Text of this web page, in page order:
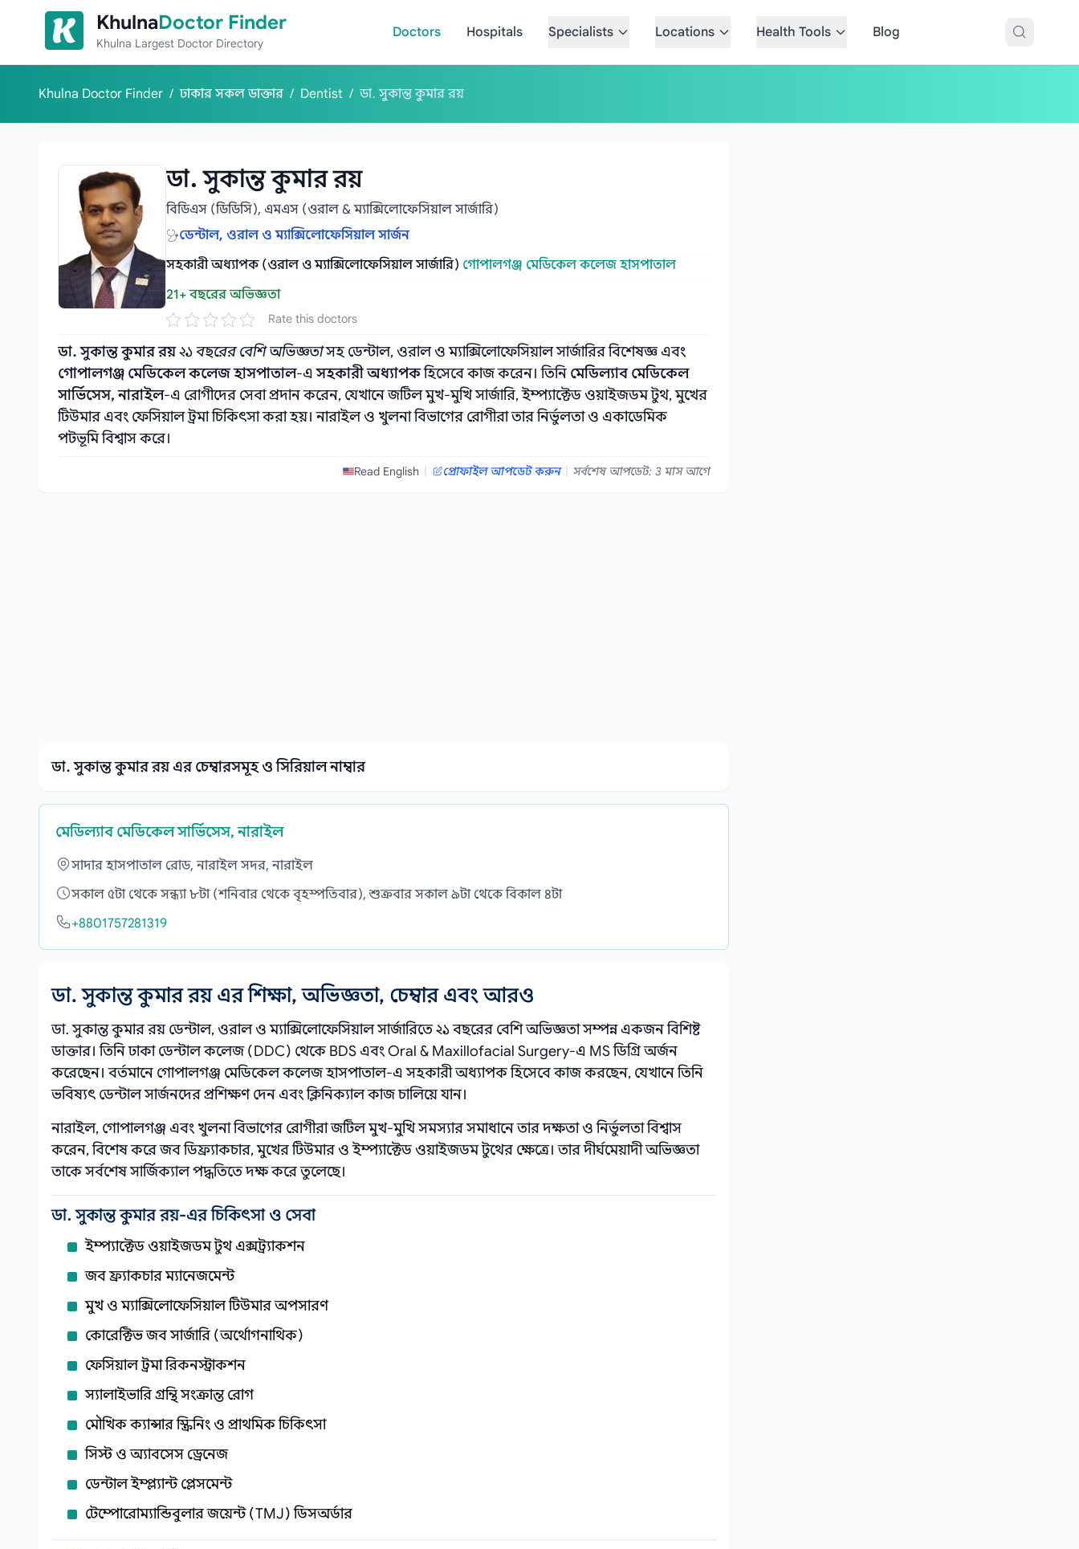
Skip to content
KhulnaDoctor Finder
Khulna Largest Doctor Directory
Doctors Hospitals Specialists Locations Health Tools Blog
Khulna Doctor Finder / ঢাকার সকল ডাক্তার / Dentist / ডা. সুকান্ত কুমার রয়
ডা. সুকান্ত কুমার রয়
বিডিএস (ডিডিসি), এমএস (ওরাল & ম্যাক্সিলোফেসিয়াল সার্জারি)
ডেন্টাল, ওরাল ও ম্যাক্সিলোফেসিয়াল সার্জন
সহকারী অধ্যাপক (ওরাল ও ম্যাক্সিলোফেসিয়াল সার্জারি) গোপালগঞ্জ মেডিকেল কলেজ হাসপাতাল
21+ বছরের অভিজ্ঞতা
Rate this doctors
ডা. সুকান্ত কুমার রয়২১ বছরের বেশি অভিজ্ঞতাসহ ডেন্টাল, ওরাল ও ম্যাক্সিলোফেসিয়াল সার্জারির বিশেষজ্ঞ এবং
গোপালগঞ্জ মেডিকেল কলেজ হাসপাতাল-এসহকারী অধ্যাপকহিসেবে কাজ করেন। তিনি মেডিল্যাব মেডিকেল
সার্ভিসেস, নারাইল-এ রোগীদের সেবা প্রদান করেন, যেখানে জটিল মুখ‑মুখি সার্জারি, ইম্প্যাক্টেড ওয়াইজডম টুথ, মুখের
টিউমার এবং ফেসিয়াল ট্রমা চিকিৎসা করা হয়। নারাইল ও খুলনা বিভাগের রোগীরা তার নির্ভুলতা ও একাডেমিক
পটভূমি বিশ্বাস করে।
Read English | প্রোফাইল আপডেট করুন | সর্বশেষ আপডেট: 3 মাস আগে
ডা. সুকান্ত কুমার রয় এর চেম্বারসমূহ ও সিরিয়াল নাম্বার
মেডিল্যাব মেডিকেল সার্ভিসেস, নারাইল
সাদার হাসপাতাল রোড, নারাইল সদর, নারাইল
সকাল ৫টা থেকে সন্ধ্যা ৮টা (শনিবার থেকে বৃহস্পতিবার), শুক্রবার সকাল ৯টা থেকে বিকাল ৪টা
+8801757281319
ডা. সুকান্ত কুমার রয় এর শিক্ষা, অভিজ্ঞতা, চেম্বার এবং আরও
ডা. সুকান্ত কুমার রয় ডেন্টাল, ওরাল ও ম্যাক্সিলোফেসিয়াল সার্জারিতে ২১ বছরের বেশি অভিজ্ঞতা সম্পন্ন একজন বিশিষ্ট
ডাক্তার। তিনি ঢাকা ডেন্টাল কলেজ (DDC) থেকে BDS এবং Oral & Maxillofacial Surgery-এ MS ডিগ্রি অর্জন
করেছেন। বর্তমানে গোপালগঞ্জ মেডিকেল কলেজ হাসপাতাল‑এ সহকারী অধ্যাপক হিসেবে কাজ করছেন, যেখানে তিনি
ভবিষ্যৎ ডেন্টাল সার্জনদের প্রশিক্ষণ দেন এবং ক্লিনিক্যাল কাজ চালিয়ে যান।
নারাইল, গোপালগঞ্জ এবং খুলনা বিভাগের রোগীরা জটিল মুখ‑মুখি সমস্যার সমাধানে তার দক্ষতা ও নির্ভুলতা বিশ্বাস
করেন, বিশেষ করে জব ডিফ্র্যাকচার, মুখের টিউমার ও ইম্প্যাক্টেড ওয়াইজডম টুথের ক্ষেত্রে। তার দীর্ঘমেয়াদী অভিজ্ঞতা
তাকে সর্বশেষ সার্জিক্যাল পদ্ধতিতে দক্ষ করে তুলেছে।
ডা. সুকান্ত কুমার রয়-এর চিকিৎসা ও সেবা
ইম্প্যাক্টেড ওয়াইজডম টুথ এক্সট্র্যাকশন
জব ফ্র্যাকচার ম্যানেজমেন্ট
মুখ ও ম্যাক্সিলোফেসিয়াল টিউমার অপসারণ
কোরেক্টিভ জব সার্জারি (অর্থোগনাথিক)
ফেসিয়াল ট্রমা রিকনস্ট্রাকশন
স্যালাইভারি গ্রন্থি সংক্রান্ত রোগ
মৌখিক ক্যান্সার স্ক্রিনিং ও প্রাথমিক চিকিৎসা
সিস্ট ও অ্যাবসেস ড্রেনেজ
ডেন্টাল ইম্প্ল্যান্ট প্লেসমেন্ট
টেম্পোরোম্যান্ডিবুলার জয়েন্ট (TMJ) ডিসঅর্ডার